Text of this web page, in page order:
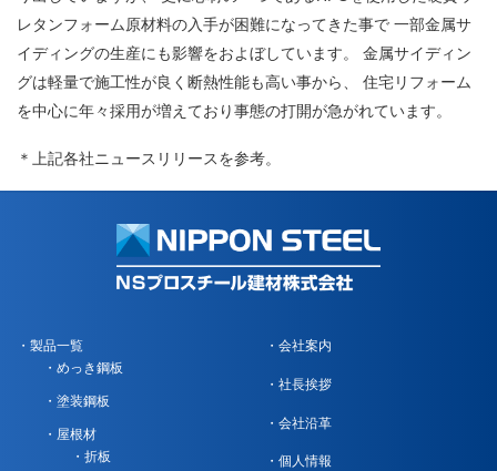
レタンフォーム原材料の入手が困難になってきた事で 一部金属サ
イディングの生産にも影響をおよぼしています。 金属サイディン
グは軽量で施工性が良く断熱性能も高い事から、 住宅リフォーム
を中心に年々採用が増えており事態の打開が急がれています。
＊上記各社ニュースリリースを参考。
製品一覧
めっき鋼板
塗装鋼板
屋根材
折板
会社案内
社長挨拶
会社沿革
個人情報